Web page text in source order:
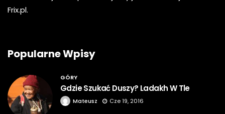
Frix.pl.
Popularne Wpisy
GÓRY
Gdzie Szukać Duszy? Ladakh W Tle
Mateusz Cze 19, 2016